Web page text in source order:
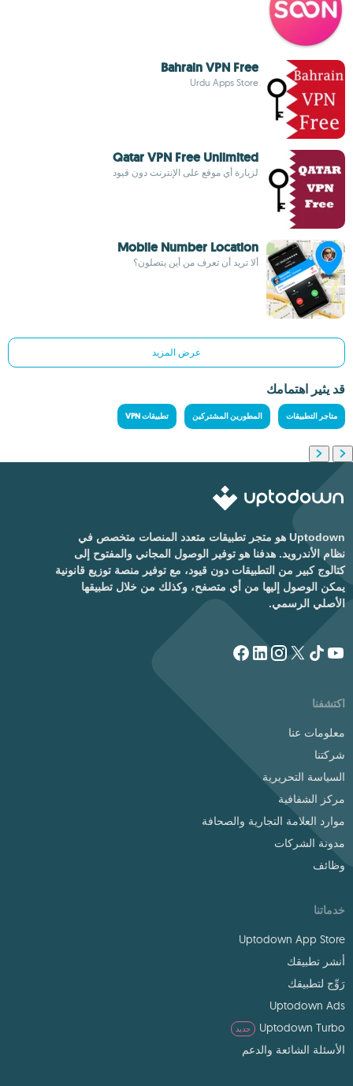
Bahrain VPN Free
Urdu Apps Store
Qatar VPN Free Unlimited
لزيارة أي موقع على الإنترنت دون قيود
Mobile Number Location
ألا تريد أن تعرف من أين يتصلون؟
عرض المزيد
قد يثير اهتمامك
متاجر التطبيقات المطورين المشتركين تطبيقات VPN
Uptodown هو متجر تطبيقات متعدد المنصات متخصص في
نظام الأندرويد. هدفنا هو توفير الوصول المجاني والمفتوح إلى
كتالوج كبير من التطبيقات دون قيود، مع توفير منصة توزيع قانونية
يمكن الوصول إليها من أي متصفح، وكذلك من خلال تطبيقها
الأصلي الرسمي.
اكتشفنا
معلومات عنا
شركتنا
السياسة التحريرية
مركز الشفافية
موارد العلامة التجارية والصحافة
مدونة الشركات
وظائف
خدماتنا
Uptodown App Store
أنشر تطبيقك
رَوِّج لتطبيقك
Uptodown Ads
Uptodown Turbo
جديد
الأسئلة الشائعة والدعم